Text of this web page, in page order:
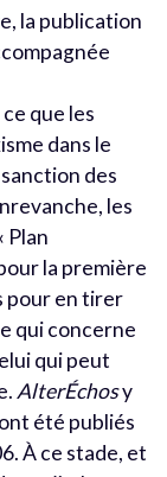
la publication
que les
dans le
des
les
Plan
la première
pour en tirer
qui concerne
qui peut
AlterÉchosy
été publiés
À ce stade, et